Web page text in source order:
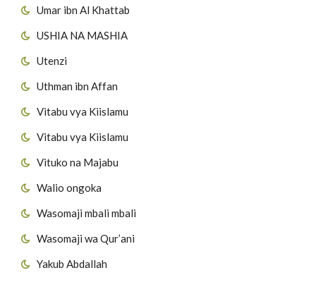
Umar ibn Al Khattab
USHIA NA MASHIA
Utenzi
Uthman ibn Affan
Vitabu vya Kiislamu
Vitabu vya Kiislamu
Vituko na Majabu
Walio ongoka
Wasomaji mbali mbali
Wasomaji wa Qur’ani
Yakub Abdallah